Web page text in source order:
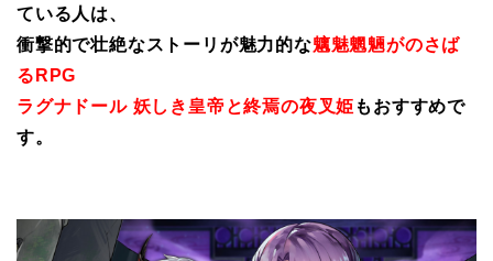
ている人は、
衝撃的で壮絶なストーリが魅力的な魑魅魍魎がのさば
るRPG
ラグナドール 妖しき皇帝と終焉の夜叉姫 もおすすめで
す。